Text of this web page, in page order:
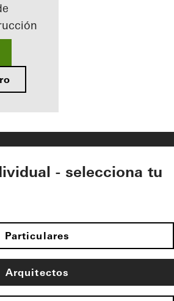
- selecciona tu
Particulares
Arquitectos